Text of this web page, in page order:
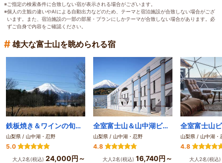
※ご指定の検索条件に合致しない宿が表示される場合がございます。
※個人の主観の違いやAIによる自動出力などのため、テーマと宿泊施設が合致しない場合がござ
います。また、宿泊施設の一部の部屋・プランにしかテーマが合致しない場合があります。必
ずご自身で内容をご確認ください。
# 雄大な富士山を眺められる宿
鉄板焼き＆ワインの旬宿 夢野樹
山梨県 / 山中湖・忍野
5.0
大人2名(税込) 24,000円～
全室富士山＆山中湖ビュー ラコストリ山中湖
山梨県 / 山中湖・忍野
4.8
大人2名(税込) 16,740円～
山梨県 / 山中湖・
4.8
大人2名(税込)